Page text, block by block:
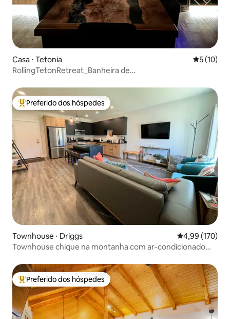
Casa ⋅ Tetonia 5 de uma
5 (10)
RollingTetonRetreat_Banheira de
Entre os melhores preferidos dos hóspedes
Preferido dos hóspedes
Townhouse ⋅ Driggs 4,99 de uma
4,99 (170)
Townhouse chique na montanha com ar-condicionado
Entre os melhores preferidos dos hóspedes
Preferido dos hóspedes